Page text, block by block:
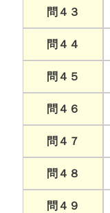
問４３
問４４
問４５
問４６
問４７
問４８
問４９